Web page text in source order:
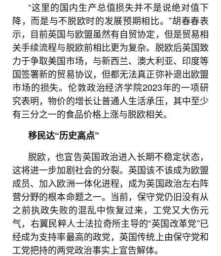
“这里的国内生产总值损失并不是说绝对值下
降，而是与不脱欧时的发展预期相比。”胡春春表
示，目前英国与欧盟虽然有自贸协定，但是贸易相
关手续流程与脱欧前相比更为复杂。脱欧后英国致
力于争取美国市场，与新西兰、澳大利亚、印度等
国签署新的贸易协议，但都无法真正弥补退出欧盟
市场的损失。伦敦政治经济学院2023年的一项研
究表明，物价的增长让普通人生活承压，其中至少
有三分之一的食品价格上涨与脱欧相关。
移民达“历史高点”
脱欧，也宣告英国政治进入长期不稳定状态，
这将进一步加剧社会的分裂。英国该不该成为欧盟
成员、加入欧洲一体化进程，成为英国政治左右阵
营分野的根本命题之一。当前，保守党仍旧没有从
之前执政失败的混乱中恢复过来，工党又大伤元
气，右翼民粹人士法拉奇所主导的“英国改革党”已
经成为支持率最高的政党，英国传统上由保守党和
工党把持的两党政治事实上宣告解体。